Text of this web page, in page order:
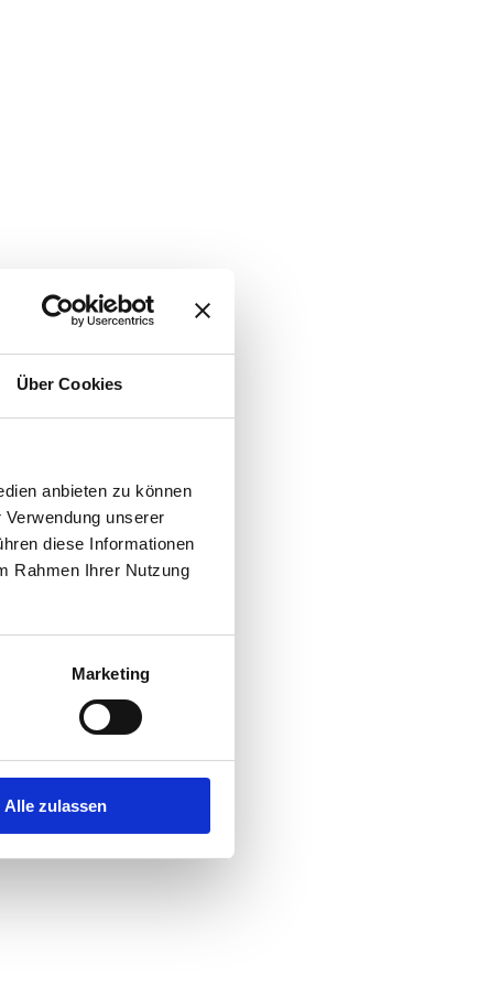
Über Cookies
anbieten zu können
unserer
diese Informationen
Rahmen Ihrer Nutzung
Marketing
Alle zulassen
for more information).